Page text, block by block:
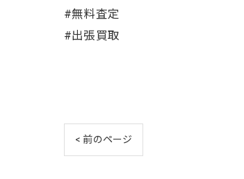
#無料査定
#出張買取
< 前のページ